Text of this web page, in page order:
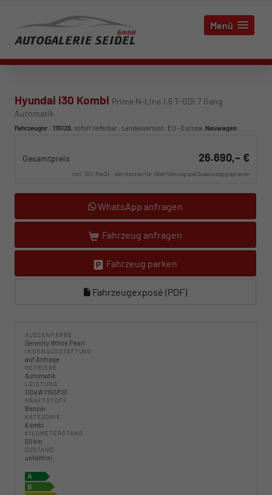
Menü
Hyundai i30 Kombi Prime N-Line 1.6 T-GDi 7 Gang
Automatik
Fahrzeugnr.: 115128, sofort lieferbar , Landesversion: EU - Europa, Neuwagen
Gesamtpreis 26.690,– €
incl. 19% MwSt., den Kosten für Überführung und Zulassungspapieren
WhatsApp anfragen
Fahrzeug anfragen
Fahrzeug parken
Fahrzeugexposé (PDF)
AUSSENFARBE
Serenity White Pearl
INNENAUSSTATTUNG
auf Anfrage
GETRIEBE
Automatik
LEISTUNG
110 kW (150 PS)
KRAFTSTOFF
Benzin
KATEGORIE
Kombi
KILOMETERSTAND
50 km
ZUSTAND
unfallfrei